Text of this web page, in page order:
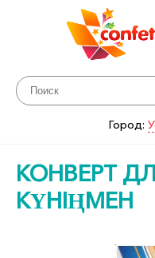
Город:
КОНВЕРТ
КҮНІҢМЕН